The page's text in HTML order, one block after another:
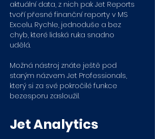
aktuální data, z nich pak Jet Reports
tvoří přesné finanční reporty v MS
Excelu. Rychle, jednoduše a bez
chyb, které lidská ruka snadno
udělá.
Možná nástroj znáte ještě pod
starým názvem Jet Professionals,
který si za své pokročilé funkce
bezesporu zasloužil.
Jet Analytics